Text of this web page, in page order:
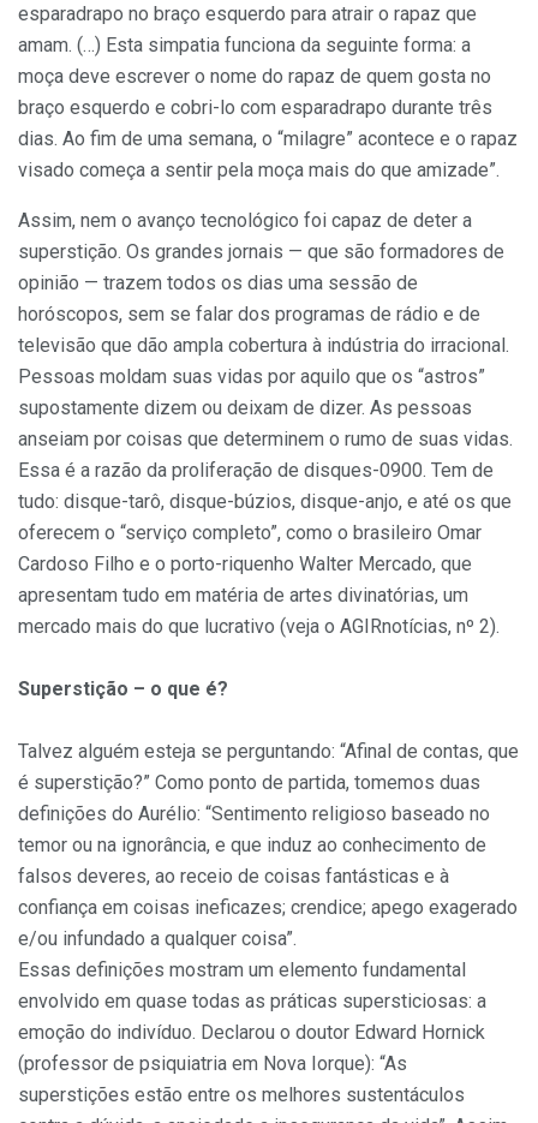
esparadrapo no braço esquerdo para atrair o rapaz que
amam. (…) Esta simpatia funciona da seguinte forma: a
moça deve escrever o nome do rapaz de quem gosta no
braço esquerdo e cobri-lo com esparadrapo durante três
dias. Ao fim de uma semana, o “milagre” acontece e o rapaz
visado começa a sentir pela moça mais do que amizade”.
Assim, nem o avanço tecnológico foi capaz de deter a
superstição. Os grandes jornais — que são formadores de
opinião — trazem todos os dias uma sessão de
horóscopos, sem se falar dos programas de rádio e de
televisão que dão ampla cobertura à indústria do irracional.
Pessoas moldam suas vidas por aquilo que os “astros”
supostamente dizem ou deixam de dizer. As pessoas
anseiam por coisas que determinem o rumo de suas vidas.
Essa é a razão da proliferação de disques-0900. Tem de
tudo: disque-tarô, disque-búzios, disque-anjo, e até os que
oferecem o “serviço completo”, como o brasileiro Omar
Cardoso Filho e o porto-riquenho Walter Mercado, que
apresentam tudo em matéria de artes divinatórias, um
mercado mais do que lucrativo (veja o AGIRnotícias, nº 2).
Superstição – o que é?
Talvez alguém esteja se perguntando: “Afinal de contas, que
é superstição?” Como ponto de partida, tomemos duas
definições do Aurélio: “Sentimento religioso baseado no
temor ou na ignorância, e que induz ao conhecimento de
falsos deveres, ao receio de coisas fantásticas e à
confiança em coisas ineficazes; crendice; apego exagerado
e/ou infundado a qualquer coisa”.
Essas definições mostram um elemento fundamental
envolvido em quase todas as práticas supersticiosas: a
emoção do indivíduo. Declarou o doutor Edward Hornick
(professor de psiquiatria em Nova Iorque): “As
superstições estão entre os melhores sustentáculos